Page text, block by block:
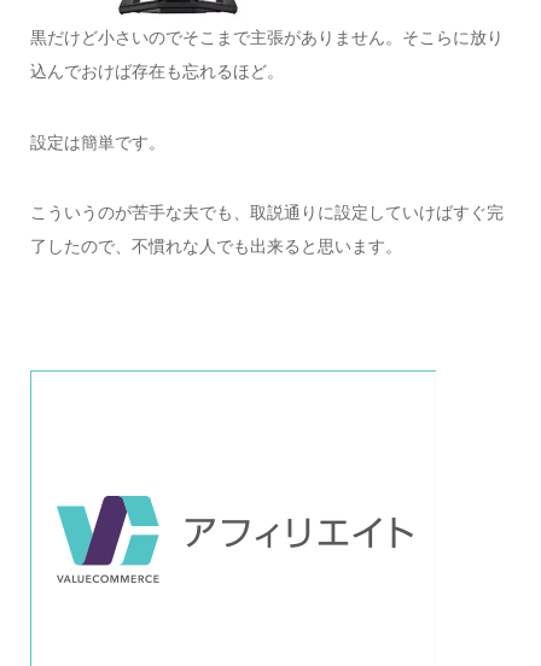
黒だけど小さいのでそこまで主張がありません。そこらに放り
込んでおけば存在も忘れるほど。
設定は簡単です。
こういうのが苦手な夫でも、取説通りに設定していけばすぐ完
了したので、不慣れな人でも出来ると思います。